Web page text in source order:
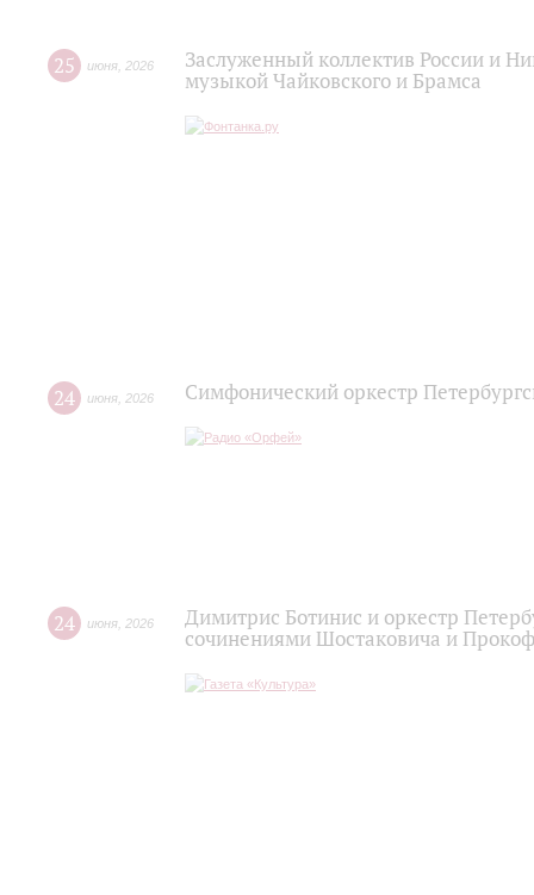
25 июня 2026
Заслуженный коллектив России и
музыкой Чайковского и Брамса
24 июня 2026 Симфонический оркестр
24 июня 2026
Димитрис Ботинис и оркестр
сочинениями Шостаковича и